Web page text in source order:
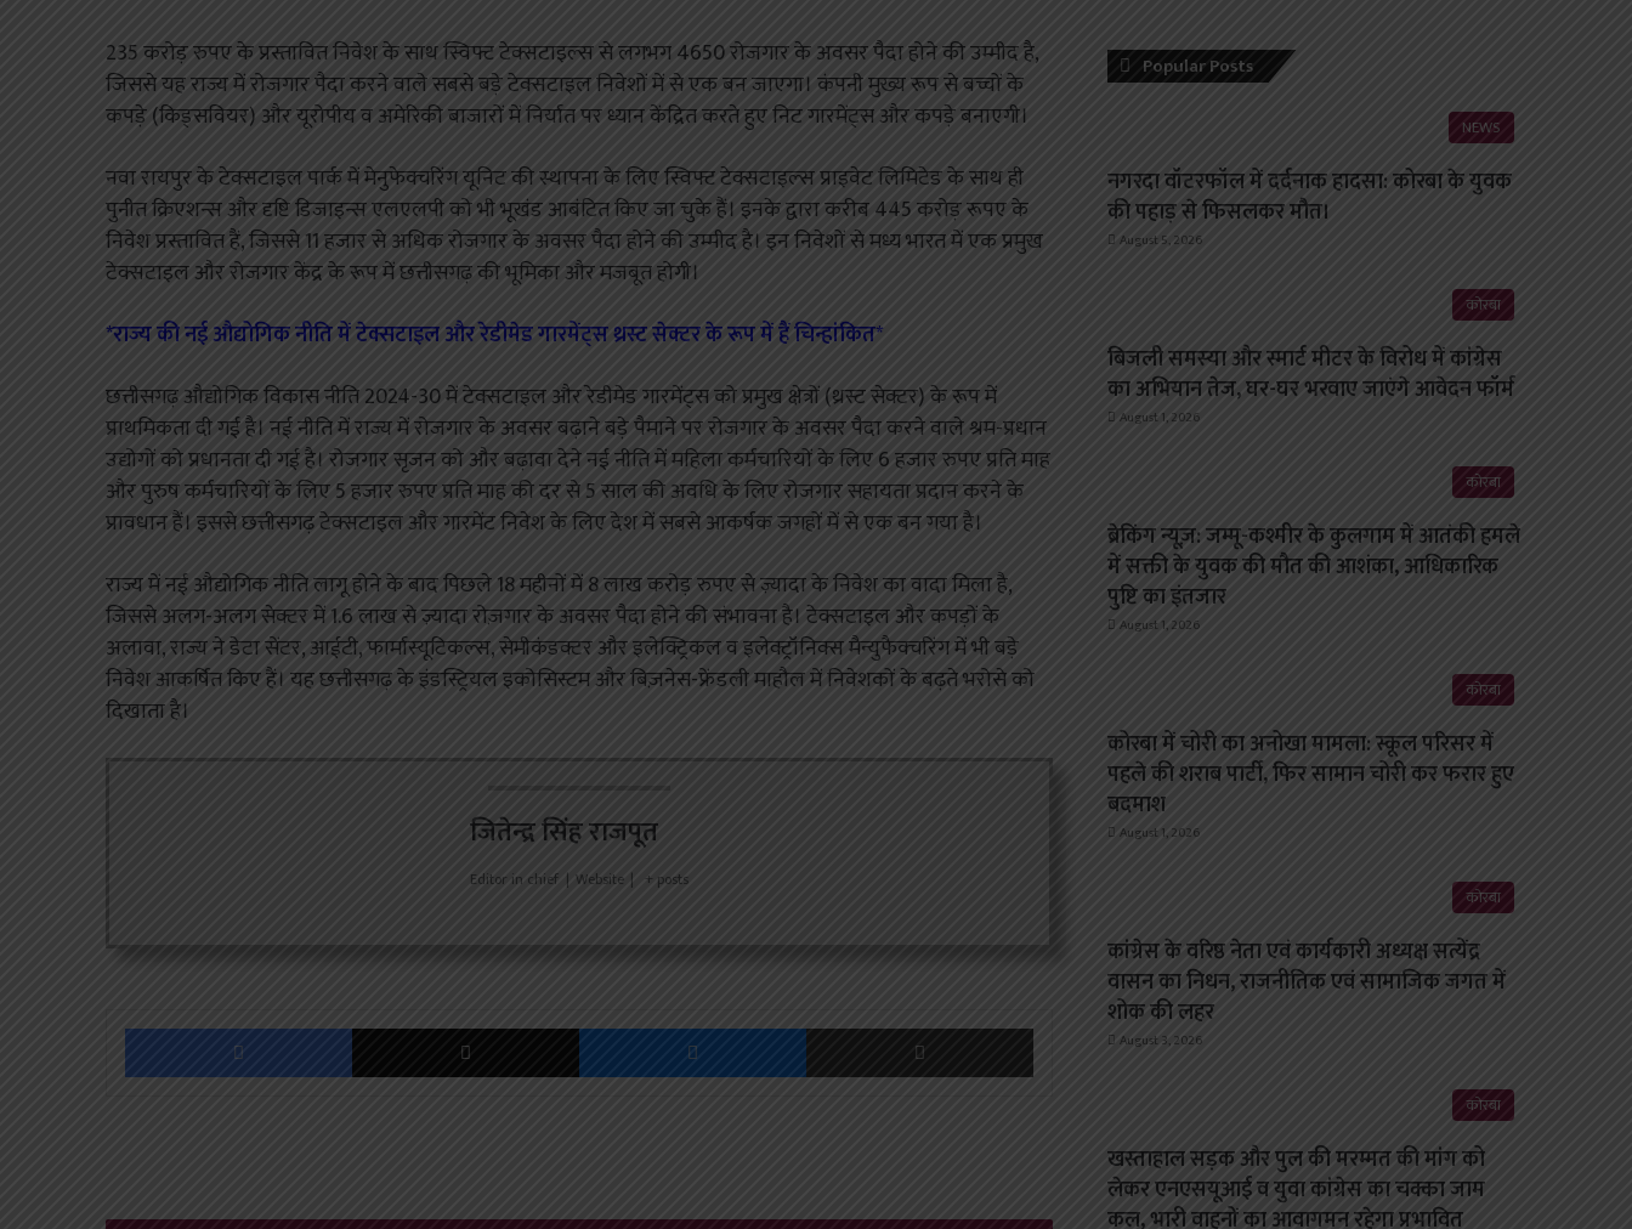
235 करोड़ रुपए के प्रस्तावित निवेश के साथ स्विफ्ट टेक्सटाइल्स से लगभग 4650 रोजगार के अवसर पैदा होने की उम्मीद है,
जिससे यह राज्य में रोजगार पैदा करने वाले सबसे बड़े टेक्सटाइल निवेशों में से एक बन जाएगा। कंपनी मुख्य रूप से बच्चों के
कपड़े (किड्सवियर) और यूरोपीय व अमेरिकी बाजारों में निर्यात पर ध्यान केंद्रित करते हुए निट गारमेंट्स और कपड़े बनाएगी।
नवा रायपुर के टेक्सटाइल पार्क में मेनुफेक्चरिंग यूनिट की स्थापना के लिए स्विफ्ट टेक्सटाइल्स प्राइवेट लिमिटेड के साथ ही
पुनीत क्रिएशन्स और दृष्टि डिजाइन्स एलएलपी को भी भूखंड आबंटित किए जा चुके हैं। इनके द्वारा करीब 445 करोड़ रूपए के
निवेश प्रस्तावित हैं, जिससे 11 हजार से अधिक रोजगार के अवसर पैदा होने की उम्मीद है। इन निवेशों से मध्य भारत में एक प्रमुख
टेक्सटाइल और रोजगार केंद्र के रूप में छत्तीसगढ़ की भूमिका और मजबूत होगी।
*राज्य की नई औद्योगिक नीति में टेक्सटाइल और रेडीमेड गारमेंट्स थ्रस्ट सेक्टर के रूप में हैं चिन्हांकित*
छत्तीसगढ़ औद्योगिक विकास नीति 2024-30 में टेक्सटाइल और रेडीमेड गारमेंट्स को प्रमुख क्षेत्रों (थ्रस्ट सेक्टर) के रूप में
प्राथमिकता दी गई है। नई नीति में राज्य में रोजगार के अवसर बढ़ाने बड़े पैमाने पर रोजगार के अवसर पैदा करने वाले श्रम-प्रधान
उद्योगों को प्रधानता दी गई है। रोजगार सृजन को और बढ़ावा देने नई नीति में महिला कर्मचारियों के लिए 6 हजार रुपए प्रति माह
और पुरुष कर्मचारियों के लिए 5 हजार रुपए प्रति माह की दर से 5 साल की अवधि के लिए रोजगार सहायता प्रदान करने के
प्रावधान हैं। इससे छत्तीसगढ़ टेक्सटाइल और गारमेंट निवेश के लिए देश में सबसे आकर्षक जगहों में से एक बन गया है।
राज्य में नई औद्योगिक नीति लागू होने के बाद पिछले 18 महीनों में 8 लाख करोड़ रुपए से ज़्यादा के निवेश का वादा मिला है,
जिससे अलग-अलग सेक्टर में 1.6 लाख से ज़्यादा रोज़गार के अवसर पैदा होने की संभावना है। टेक्सटाइल और कपड़ों के
अलावा, राज्य ने डेटा सेंटर, आईटी, फार्मास्यूटिकल्स, सेमीकंडक्टर और इलेक्ट्रिकल व इलेक्ट्रॉनिक्स मैन्युफैक्चरिंग में भी बड़े
निवेश आकर्षित किए हैं। यह छत्तीसगढ़ के इंडस्ट्रियल इकोसिस्टम और बिज़नेस-फ्रेंडली माहौल में निवेशकों के बढ़ते भरोसे को
दिखाता है।
जितेन्द्र सिंह राजपूत
Editor in chief | Website | + posts
Facebook X Messenger Share via Email
Popular Posts
NEWS
नगरदा वॉटरफॉल में दर्दनाक हादसा: कोरबा के युवक
की पहाड़ से फिसलकर मौत।
August 5, 2026
कोरबा
बिजली समस्या और स्मार्ट मीटर के विरोध में कांग्रेस
का अभियान तेज, घर-घर भरवाए जाएंगे आवेदन फॉर्म
August 1, 2026
कोरबा
ब्रेकिंग न्यूज़: जम्मू-कश्मीर के कुलगाम में आतंकी हमले
में सक्ती के युवक की मौत की आशंका, आधिकारिक
पुष्टि का इंतजार
August 1, 2026
कोरबा
कोरबा में चोरी का अनोखा मामला: स्कूल परिसर में
पहले की शराब पार्टी, फिर सामान चोरी कर फरार हुए
बदमाश
August 1, 2026
कोरबा
कांग्रेस के वरिष्ठ नेता एवं कार्यकारी अध्यक्ष सत्येंद्र
वासन का निधन, राजनीतिक एवं सामाजिक जगत में
शोक की लहर
August 3, 2026
कोरबा
खस्ताहाल सड़क और पुल की मरम्मत की मांग को
लेकर एनएसयूआई व युवा कांग्रेस का चक्का जाम
कल, भारी वाहनों का आवागमन रहेगा प्रभावित